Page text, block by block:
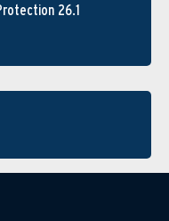
26.1